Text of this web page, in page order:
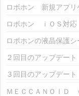
ロボホン 新規アプ
ロボホン ｉＯＳ対応
ロボホンの液晶保護シ
２回目のアップデート
３回目のアップデート
ＭＥＣＣＡＮＯＩＤ